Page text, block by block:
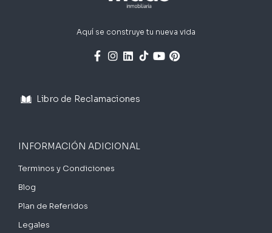
Aquí se construye tu nueva vida
Libro de Reclamaciones
INFORMACIÓN ADICIONAL
Terminos y Condiciones
Blog
Plan de Referidos
Legales